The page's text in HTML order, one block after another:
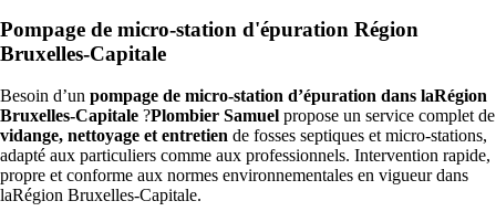
Pompage de micro-station d'épuration Région
Bruxelles-Capitale
Besoin d’un pompage de micro-station d’épuration dans laRégion
Bruxelles-Capitale ?Plombier Samuel propose un service complet de
vidange, nettoyage et entretien de fosses septiques et micro-stations,
adapté aux particuliers comme aux professionnels. Intervention rapide,
propre et conforme aux normes environnementales en vigueur dans
laRégion Bruxelles-Capitale.